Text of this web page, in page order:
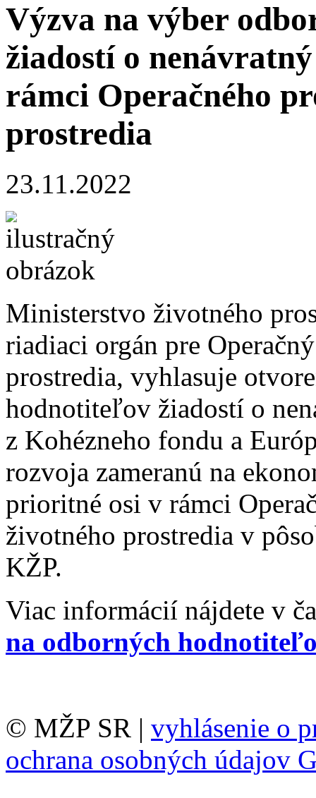
Výzva na výber
žiadostí o
rámci Operačného
prostredia
23.11.2022
Ministerstvo životného
riadiaci orgán pre
prostredia, vyhlasuje
hodnotiteľov žiadostí o
z Kohézneho fondu a
rozvoja​ zameranú na
prioritné osi v rámci
životného prostredia v
KŽP.
Viac informácií nájdete v
na odborných
© MŽP SR | vyhlásenie o
ochrana osobných údajov